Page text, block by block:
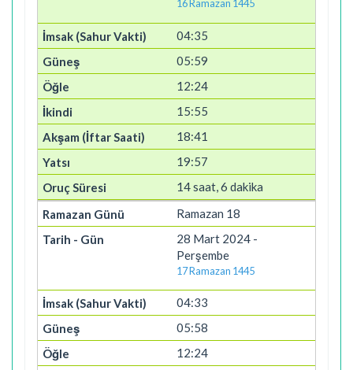
16 Ramazan 1445
04:35
05:59
12:24
15:55
18:41
19:57
14 saat, 6 dakika
Ramazan 18
28 Mart 2024 -
Perşembe
17 Ramazan 1445
04:33
05:58
12:24